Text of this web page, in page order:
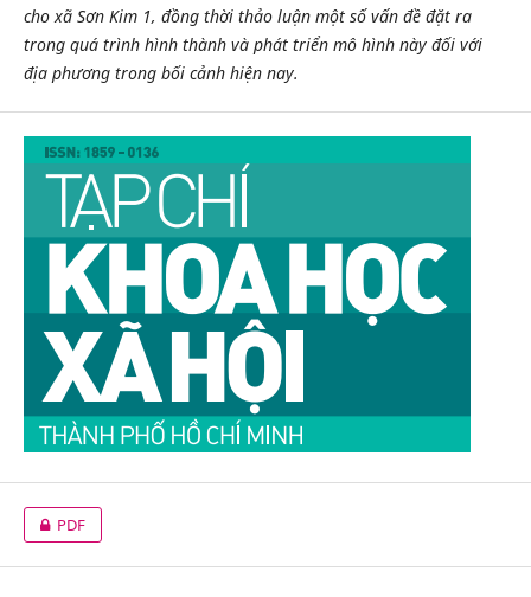
cho xã Sơn Kim 1, đồng thời thảo luận một số vấn đề đặt ra
trong quá trình hình thành và phát triển mô hình này đối với
địa phương trong bối cảnh hiện nay.
PDF